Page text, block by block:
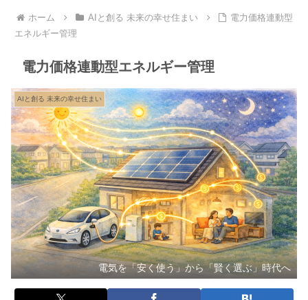
ホーム AIと創る 未来の幸せ住まい
電力価格連動型
エネルギー管理
電力価格連動型エネルギー管理
AIと創る 未来の幸せ住まい
電気を「安く使う」から「賢く選ぶ」時代へ